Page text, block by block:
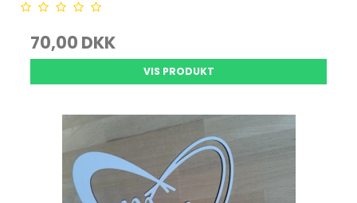
70,00 DKK
VIS PRODUKT